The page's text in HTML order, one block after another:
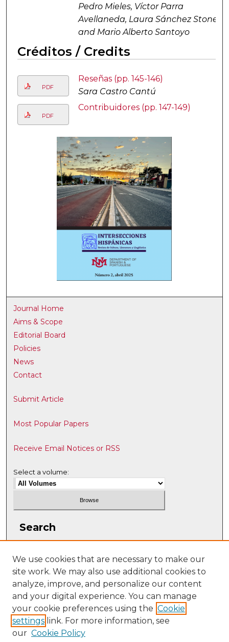
Pedro Mieles, Víctor Parra
Avellaneda, Laura Sánchez Stone,
and Mario Alberto Santoyo
Créditos / Credits
PDF
Reseñas (pp. 145-146)
Sara Castro Cantú
PDF
Contribuidores (pp. 147-149)
Journal Home
Aims & Scope
Editorial Board
Policies
News
Contact
Submit Article
Most Popular Papers
Receive Email Notices or RSS
Select a volume:
Search
Select context to search:
Advanced Search
We use cookies that are necessary to make our
site work. We may also use additional cookies to
analyze, improve, and personalize our content
and your digital experience. You can manage
your cookie preferences using the Cookie
settings link. For more information, see
our Cookie Policy